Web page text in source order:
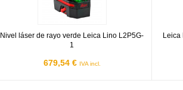
Nivel láser de rayo verde Leica Lino L2P5G-
1
679,54 € IVA incl.
Leica